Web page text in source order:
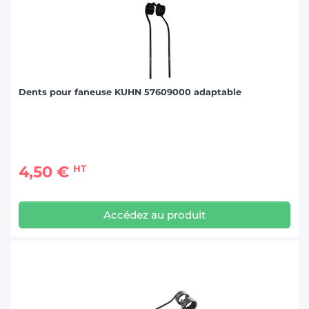
Dents pour faneuse KUHN 57609000 adaptable
4,50 € HT
Accédez au produit